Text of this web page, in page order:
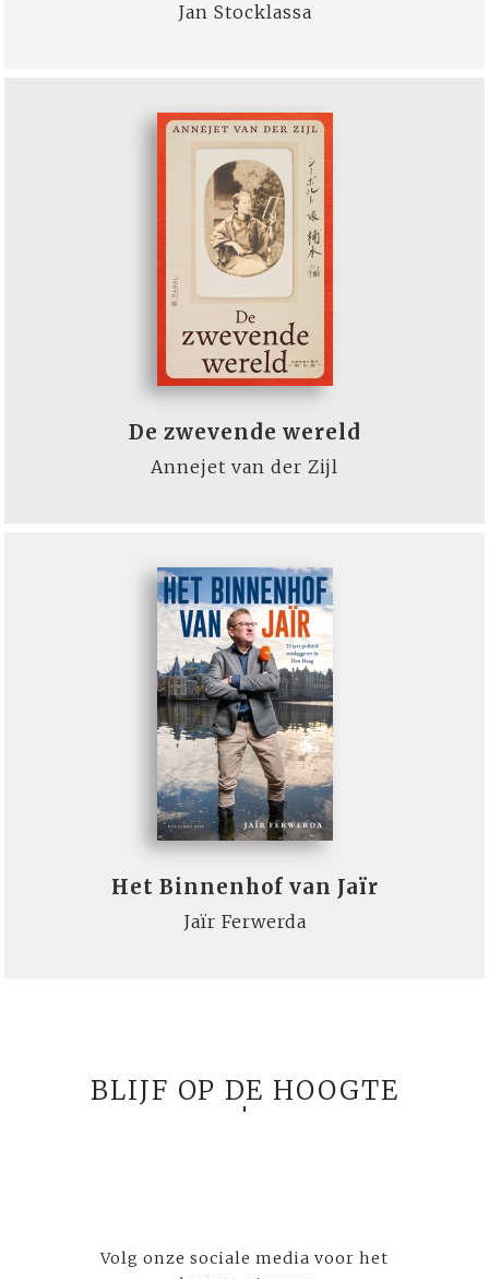
Jan Stocklassa
De zwevende wereld
Annejet van der Zijl
Het Binnenhof van Jaïr
Jaïr Ferwerda
BLIJF OP DE HOOGTE
Volg onze sociale media voor het